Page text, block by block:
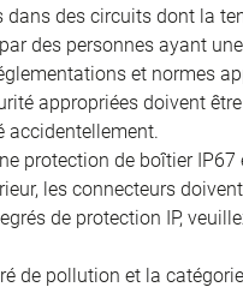
dans des circuits dont la
des personnes ayant
et normes
appropriées doivent
accidentellement.
protection de boîtier
les connecteurs
de protection IP,
de pollution et la